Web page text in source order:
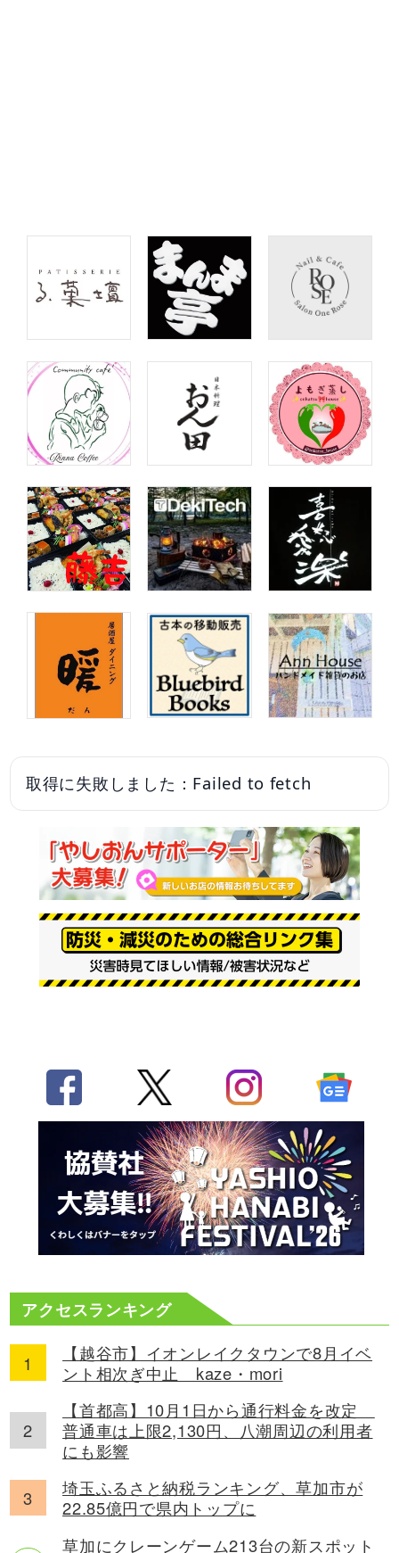
取得に失敗しました：Failed to fetch
アクセスランキング
【越谷市】イオンレイクタウンで8月イベ
ント相次ぎ中止 kaze・mori
【首都高】10月1日から通行料金を改定
普通車は上限2,130円、八潮周辺の利用者
にも影響
埼玉ふるさと納税ランキング、草加市が
22.85億円で県内トップに
草加にクレーンゲーム213台の新スポット